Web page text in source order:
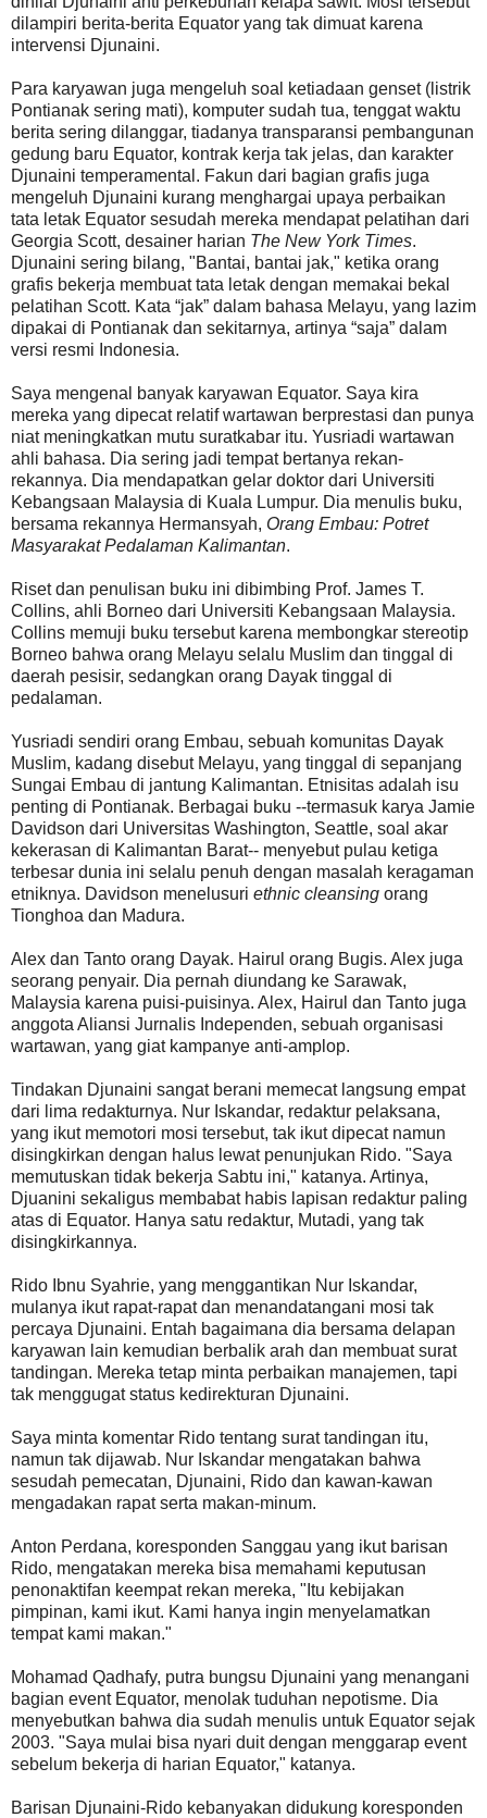
dilampiri berita-berita Equator yang tak dimuat karena
intervensi Djunaini.
Para karyawan juga mengeluh soal ketiadaan genset (listrik
Pontianak sering mati), komputer sudah tua, tenggat waktu
berita sering dilanggar, tiadanya transparansi pembangunan
gedung baru Equator, kontrak kerja tak jelas, dan karakter
Djunaini temperamental. Fakun dari bagian grafis juga
mengeluh Djunaini kurang menghargai upaya perbaikan
tata letak Equator sesudah mereka mendapat pelatihan dari
Georgia Scott, desainer harian The New York Times.
Djunaini sering bilang, "Bantai, bantai jak," ketika orang
grafis bekerja membuat tata letak dengan memakai bekal
pelatihan Scott. Kata “jak” dalam bahasa Melayu, yang lazim
dipakai di Pontianak dan sekitarnya, artinya “saja” dalam
versi resmi Indonesia.
Saya mengenal banyak karyawan Equator. Saya kira
mereka yang dipecat relatif wartawan berprestasi dan punya
niat meningkatkan mutu suratkabar itu. Yusriadi wartawan
ahli bahasa. Dia sering jadi tempat bertanya rekan-
rekannya. Dia mendapatkan gelar doktor dari Universiti
Kebangsaan Malaysia di Kuala Lumpur. Dia menulis buku,
bersama rekannya Hermansyah, Orang Embau: Potret
Masyarakat Pedalaman Kalimantan.
Riset dan penulisan buku ini dibimbing Prof. James T.
Collins, ahli Borneo dari Universiti Kebangsaan Malaysia.
Collins memuji buku tersebut karena membongkar stereotip
Borneo bahwa orang Melayu selalu Muslim dan tinggal di
daerah pesisir, sedangkan orang Dayak tinggal di
pedalaman.
Yusriadi sendiri orang Embau, sebuah komunitas Dayak
Muslim, kadang disebut Melayu, yang tinggal di sepanjang
Sungai Embau di jantung Kalimantan. Etnisitas adalah isu
penting di Pontianak. Berbagai buku --termasuk karya Jamie
Davidson dari Universitas Washington, Seattle, soal akar
kekerasan di Kalimantan Barat-- menyebut pulau ketiga
terbesar dunia ini selalu penuh dengan masalah keragaman
etniknya. Davidson menelusuri ethnic cleansing orang
Tionghoa dan Madura.
Alex dan Tanto orang Dayak. Hairul orang Bugis. Alex juga
seorang penyair. Dia pernah diundang ke Sarawak,
Malaysia karena puisi-puisinya. Alex, Hairul dan Tanto juga
anggota Aliansi Jurnalis Independen, sebuah organisasi
wartawan, yang giat kampanye anti-amplop.
Tindakan Djunaini sangat berani memecat langsung empat
dari lima redakturnya. Nur Iskandar, redaktur pelaksana,
yang ikut memotori mosi tersebut, tak ikut dipecat namun
disingkirkan dengan halus lewat penunjukan Rido. "Saya
memutuskan tidak bekerja Sabtu ini," katanya. Artinya,
Djuanini sekaligus membabat habis lapisan redaktur paling
atas di Equator. Hanya satu redaktur, Mutadi, yang tak
disingkirkannya.
Rido Ibnu Syahrie, yang menggantikan Nur Iskandar,
mulanya ikut rapat-rapat dan menandatangani mosi tak
percaya Djunaini. Entah bagaimana dia bersama delapan
karyawan lain kemudian berbalik arah dan membuat surat
tandingan. Mereka tetap minta perbaikan manajemen, tapi
tak menggugat status kedirekturan Djunaini.
Saya minta komentar Rido tentang surat tandingan itu,
namun tak dijawab. Nur Iskandar mengatakan bahwa
sesudah pemecatan, Djunaini, Rido dan kawan-kawan
mengadakan rapat serta makan-minum.
Anton Perdana, koresponden Sanggau yang ikut barisan
Rido, mengatakan mereka bisa memahami keputusan
penonaktifan keempat rekan mereka, "Itu kebijakan
pimpinan, kami ikut. Kami hanya ingin menyelamatkan
tempat kami makan."
Mohamad Qadhafy, putra bungsu Djunaini yang menangani
bagian event Equator, menolak tuduhan nepotisme. Dia
menyebutkan bahwa dia sudah menulis untuk Equator sejak
2003. "Saya mulai bisa nyari duit dengan menggarap event
sebelum bekerja di harian Equator," katanya.
Barisan Djunaini-Rido kebanyakan didukung koresponden